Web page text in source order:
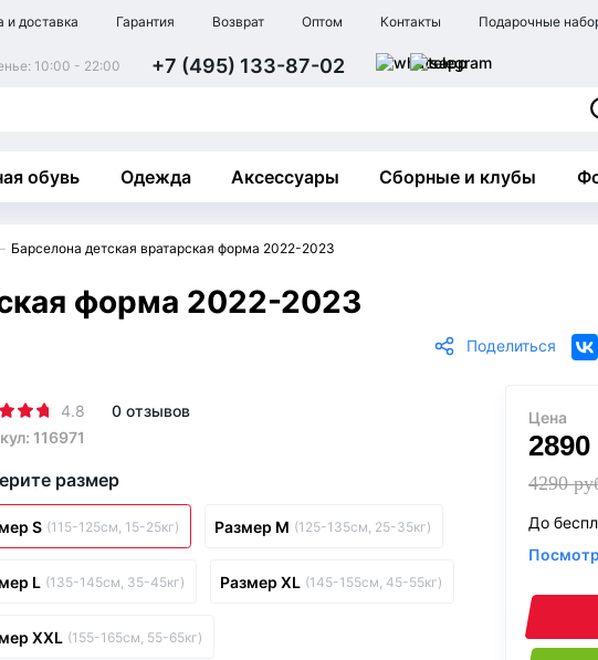
и доставка Гарантия Возврат Оптом Контакты Подарочные
10:00 - 22:00 +7 (495) 133-87-02
обувь Одежда Аксессуары Сборные и клубы
Барселона детская вратарская форма 2022-2023
форма 2022-2023
Поделиться
4.8
0 отзывов
116971
размер
S (115-125см, 15-25кг) Размер M (125-135см, 25-35кг)
L (135-145см, 35-45кг) Размер XL (145-155см, 45-55кг)
XXL (155-165см, 55-65кг)
Цена
2890
4290
До